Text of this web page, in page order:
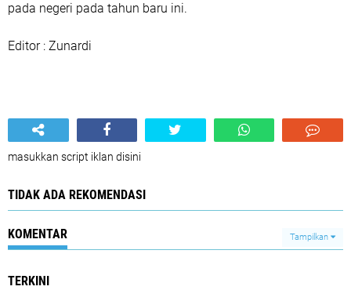
pada negeri pada tahun baru ini.
Editor : Zunardi
masukkan script iklan disini
TIDAK ADA REKOMENDASI
KOMENTAR Tampilkan
TERKINI